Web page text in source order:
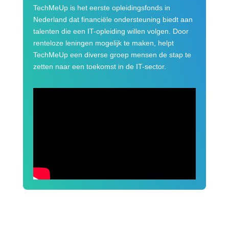
TechMeUp is het eerste opleidingsfonds in
Nederland dat financiële ondersteuning biedt aan
talenten die een IT-opleiding willen volgen. Door
renteloze leningen mogelijk te maken, helpt
TechMeUp een diverse groep mensen de stap te
zetten naar een toekomst in de IT-sector.